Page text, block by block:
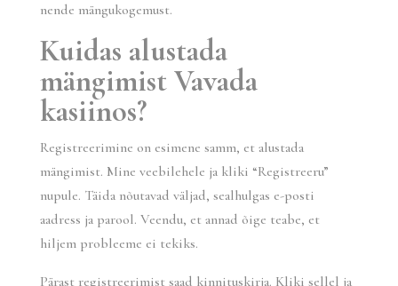
nende mängukogemust.
Kuidas alustada
mängimist Vavada
kasiinos?
Registreerimine on esimene samm, et alustada
mängimist. Mine veebilehele ja kliki “Registreeru”
nupule. Täida nõutavad väljad, sealhulgas e-posti
aadress ja parool. Veendu, et annad õige teabe, et
hiljem probleeme ei tekiks.
Pärast registreerimist saad kinnituskirja. Kliki sellel ja